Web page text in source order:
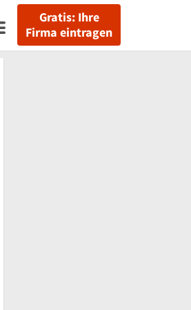
Gratis: Ihre
Firma eintragen